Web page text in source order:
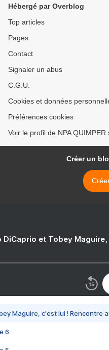
Hébergé par Overblog
Top articles
Pages
Contact
Signaler un abus
C.G.U.
Cookies et données
Préférences cookies
Voir le profil de NPA
Créer un
DiCaprio et Tobey
Maguire, c'est lui ! Rencontre
6